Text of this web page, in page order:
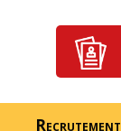
Recrutement